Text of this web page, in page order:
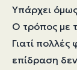
Υπάρχει
Ο τρόπος με
Γιατί
επίδραση